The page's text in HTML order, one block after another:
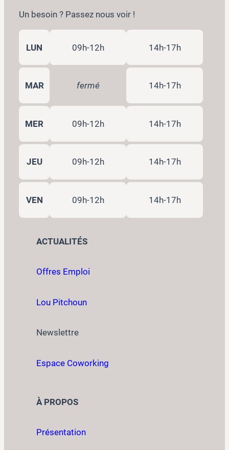
Un besoin ? Passez nous voir !
LUN 09h-12h 14h-17h
MAR fermé 14h-17h
MER 09h-12h 14h-17h
JEU 09h-12h 14h-17h
VEN 09h-12h 14h-17h
ACTUALITÉS
Offres Emploi
Lou Pitchoun
Newslettre
Espace Coworking
À PROPOS
Présentation